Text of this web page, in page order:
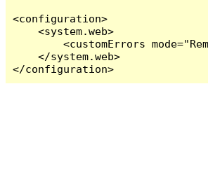
<configuration>
    <system.web>
<customErrors
    </system.web>
</configuration>